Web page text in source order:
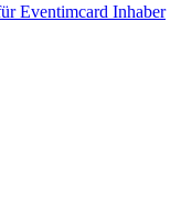
Eventimcard Inhaber